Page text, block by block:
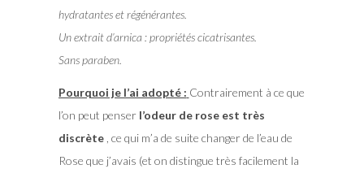
hydratantes et régénérantes.
Un extrait d’arnica : propriétés cicatrisantes.
Sans paraben.
Pourquoi je l’ai adopté : Contrairement à ce que
l’on peut penser l’odeur de rose est très
discrète, ce qui m’a de suite changer de l’eau de
Rose que j’avais (et on distingue très facilement la